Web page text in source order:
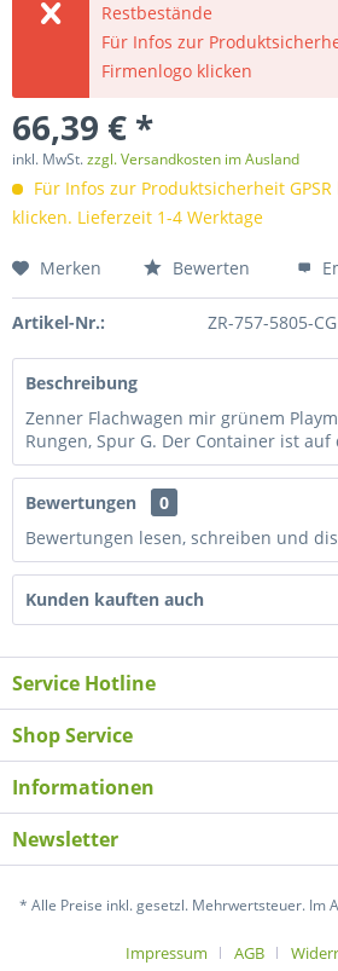
Restbestände
Für Infos zur
Firmenlogo klicken
66,39 € *
inkl. MwSt.zzgl. Versandkosten im Ausland
Für Infos zur Produktsicherheit
klicken. Lieferzeit 1-4 Werktage
Merken Bewerten
Artikel-Nr.: ZR-757-5805-CG
Beschreibung
Zenner Flachwagen mir grünem
Rungen, Spur G. Der Container ist auf
Bewertungen
0
Bewertungen lesen, schreiben und
Kunden kauften auch
Service Hotline
Shop Service
Informationen
Newsletter
* Alle Preise inkl. gesetzl. Mehrwertsteuer. Im
Impressum AGB